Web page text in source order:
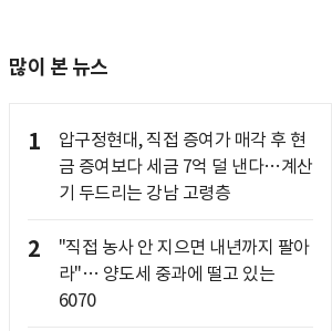
많이 본 뉴스
1
압구정현대, 직접 증여가 매각 후 현
금 증여보다 세금 7억 덜 낸다…계산
기 두드리는 강남 고령층
2
"직접 농사 안 지으면 내년까지 팔아
라"… 양도세 중과에 떨고 있는
6070